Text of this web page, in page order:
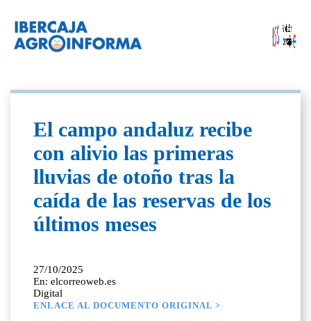
El campo andaluz recibe
con alivio las primeras
lluvias de otoño tras la
caída de las reservas de los
últimos meses
27/10/2025
En: elcorreoweb.es
Digital
ENLACE AL DOCUMENTO ORIGINAL >